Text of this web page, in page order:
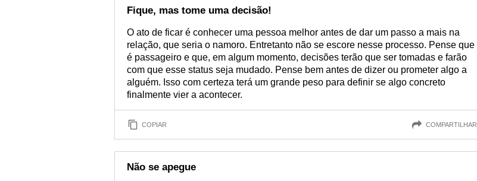
Fique, mas tome uma decisão!
O ato de ficar é conhecer uma pessoa melhor antes de dar um passo a mais na
relação, que seria o namoro. Entretanto não se escore nesse processo. Pense que
é passageiro e que, em algum momento, decisões terão que ser tomadas e farão
com que esse status seja mudado. Pense bem antes de dizer ou prometer algo a
alguém. Isso com certeza terá um grande peso para definir se algo concreto
finalmente vier a acontecer.
COPIAR COMPARTILHAR
Não se apegue